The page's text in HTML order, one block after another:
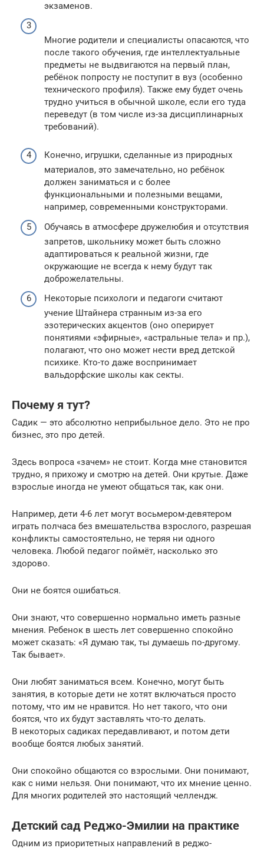
экзаменов.
Многие родители и специалисты опасаются, что
после такого обучения, где интеллектуальные
предметы не выдвигаются на первый план,
ребёнок попросту не поступит в вуз (особенно
технического профиля). Также ему будет очень
трудно учиться в обычной школе, если его туда
переведут (в том числе из-за дисциплинарных
требований).
Конечно, игрушки, сделанные из природных
материалов, это замечательно, но ребёнок
должен заниматься и с более
функциональными и полезными вещами,
например, современными конструкторами.
Обучаясь в атмосфере дружелюбия и отсутствия
запретов, школьнику может быть сложно
адаптироваться к реальной жизни, где
окружающие не всегда к нему будут так
доброжелательны.
Некоторые психологи и педагоги считают
учение Штайнера странным из-за его
эзотерических акцентов (оно оперирует
понятиями «эфирные», «астральные тела» и пр.),
полагают, что оно может нести вред детской
психике. Кто-то даже воспринимает
вальдорфские школы как секты.
Почему я тут?
Садик — это абсолютно неприбыльное дело. Это не про
бизнес, это про детей.
Здесь вопроса «зачем» не стоит. Когда мне становится
трудно, я прихожу и смотрю на детей. Они крутые. Даже
взрослые иногда не умеют общаться так, как они.
Например, дети 4-6 лет могут восьмером-девятером
играть полчаса без вмешательства взрослого, разрешая
конфликты самостоятельно, не теряя ни одного
человека. Любой педагог поймёт, насколько это
здорово.
Они не боятся ошибаться.
Они знают, что совершенно нормально иметь разные
мнения. Ребенок в шесть лет совершенно спокойно
может сказать: «Я думаю так, ты думаешь по-другому.
Так бывает».
Они любят заниматься всем. Конечно, могут быть
занятия, в которые дети не хотят включаться просто
потому, что им не нравится. Но нет такого, что они
боятся, что их будут заставлять что-то делать.
В некоторых садиках передавливают, и потом дети
вообще боятся любых занятий.
Они спокойно общаются со взрослыми. Они понимают,
как с ними нельзя. Они понимают, что их мнение ценно.
Для многих родителей это настоящий челлендж.
Детский сад Реджо-Эмилии на практике
Одним из приоритетных направлений в реджо-